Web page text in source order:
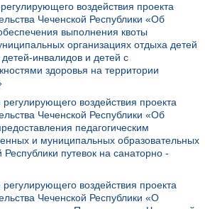
воздействия проекта
Чеченской Республики «Об
выполнения квоты
организациях отдыха детей
инвалидов и детей с
здоровья на территории
воздействия проекта
Чеченской Республики «Об
педагогическим
и муниципальных образовательных
путевок на санаторно -
воздействия проекта
Чеченской Республики «О